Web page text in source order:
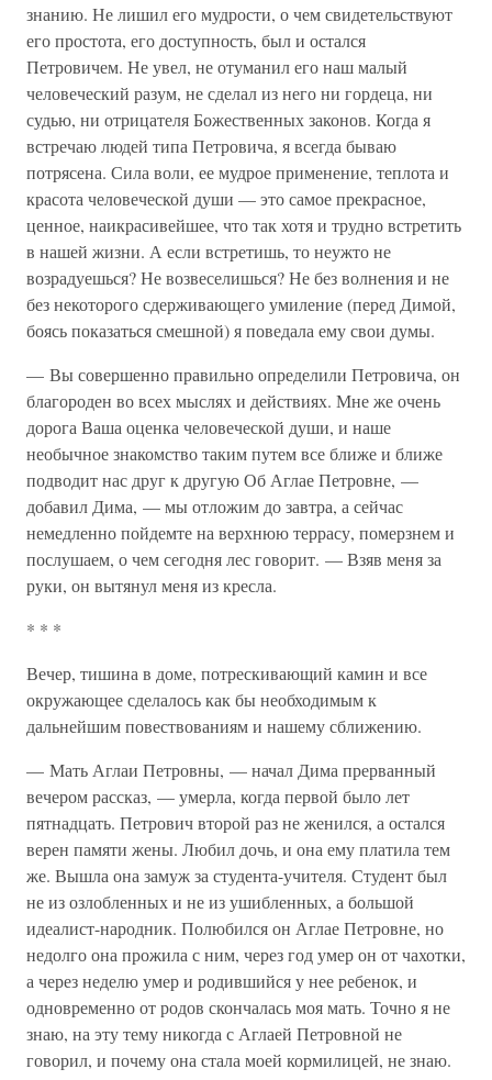
знанию. Не лишил его мудрости, о чем свидетельствуют
его простота, его доступность, был и остался
Петровичем. Не увел, не отуманил его наш малый
человеческий разум, не сделал из него ни гордеца, ни
судью, ни отрицателя Божественных законов. Когда я
встречаю людей типа Петровича, я всегда бываю
потрясена. Сила воли, ее мудрое применение, теплота и
красота человеческой души — это самое прекрасное,
ценное, наикрасивейшее, что так хотя и трудно встретить
в нашей жизни. А если встретишь, то неужто не
возрадуешься? Не возвеселишься? Не без волнения и не
без некоторого сдерживающего умиление (перед Димой,
боясь показаться смешной) я поведала ему свои думы.
— Вы совершенно правильно определили Петровича, он
благороден во всех мыслях и действиях. Мне же очень
дорога Ваша оценка человеческой души, и наше
необычное знакомство таким путем все ближе и ближе
подводит нас друг к другую Об Аглае Петровне, —
добавил Дима, — мы отложим до завтра, а сейчас
немедленно пойдемте на верхнюю террасу, померзнем и
послушаем, о чем сегодня лес говорит. — Взяв меня за
руки, он вытянул меня из кресла.
* * *
Вечер, тишина в доме, потрескивающий камин и все
окружающее сделалось как бы необходимым к
дальнейшим повествованиям и нашему сближению.
— Мать Аглаи Петровны, — начал Дима прерванный
вечером рассказ, — умерла, когда первой было лет
пятнадцать. Петрович второй раз не женился, а остался
верен памяти жены. Любил дочь, и она ему платила тем
же. Вышла она замуж за студента-учителя. Студент был
не из озлобленных и не из ушибленных, а большой
идеалист-народник. Полюбился он Аглае Петровне, но
недолго она прожила с ним, через год умер он от чахотки,
а через неделю умер и родившийся у нее ребенок, и
одновременно от родов скончалась моя мать. Точно я не
знаю, на эту тему никогда с Аглаей Петровной не
говорил, и почему она стала моей кормилицей, не знаю.